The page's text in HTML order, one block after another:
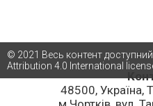
48500, Україна,
© 2021 Весь контент
Attribution 4.0 International